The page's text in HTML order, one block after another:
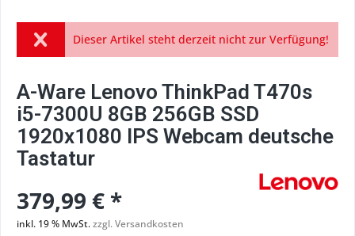
Dieser Artikel steht derzeit nicht zur Verfügung!
A-Ware Lenovo ThinkPad T470s
i5-7300U 8GB 256GB SSD
1920x1080 IPS Webcam deutsche
Tastatur
379,99 € *
inkl. 19 % MwSt.zzgl. Versandkosten